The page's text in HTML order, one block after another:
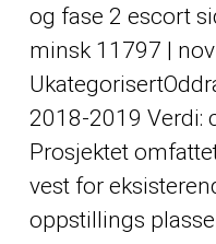
og fase 2 escort
minsk 11797 |
2018-2019 Verdi:
Prosjektet
vest for
oppstillings